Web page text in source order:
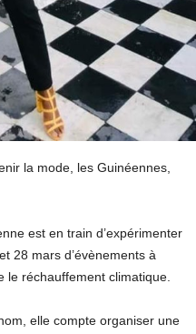
la mode, les Guinéennes,
est en train d’expérimenter
28 mars d’évènements à
réchauffement climatique.
elle compte organiser une